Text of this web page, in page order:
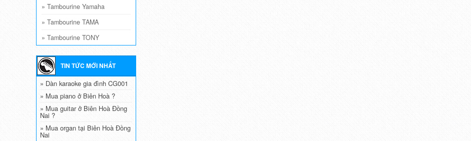
» Tambourine Yamaha
» Tambourine TAMA
» Tambourine TONY
TIN TỨC MỚI NHẤT
» Dàn karaoke gia đình CG001
» Mua piano ở Biên Hoà ?
» Mua guitar ở Biên Hoà Đồng
Nai ?
» Mua organ tại Biên Hoà Đồng
Nai